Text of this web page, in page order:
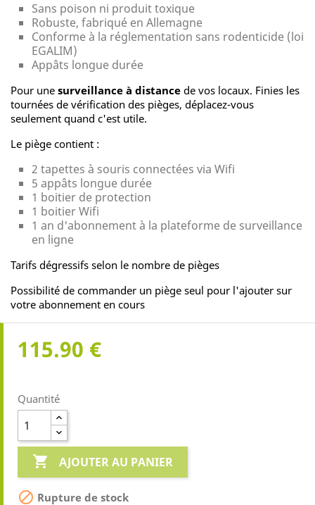
Sans poison ni produit toxique
Robuste, fabriqué en Allemagne
Conforme à la réglementation sans rodenticide (loi
EGALIM)
Appâts longue durée
Pour une surveillance à distance de vos locaux. Finies les
tournées de vérification des pièges, déplacez-vous
seulement quand c'est utile.
Le piège contient :
2 tapettes à souris connectées via Wifi
5 appâts longue durée
1 boitier de protection
1 boitier Wifi
1 an d'abonnement à la plateforme de surveillance
en ligne
Tarifs dégressifs selon le nombre de pièges
Possibilité de commander un piège seul pour l'ajouter sur
votre abonnement en cours
115.90 €
Quantité
 AJOUTER AU PANIER
 Rupture de stock